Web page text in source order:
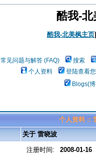
酷我-北
酷我-北美枫主页||
常见问题与解答 (FAQ) 搜索
个人资料
登陆查看
Blogs(
个人资料 ::
关于 雷晓波
注册时间:
2008-01-16